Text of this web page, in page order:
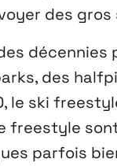
des gros
décennies
des
le ski
freestyle
parfois